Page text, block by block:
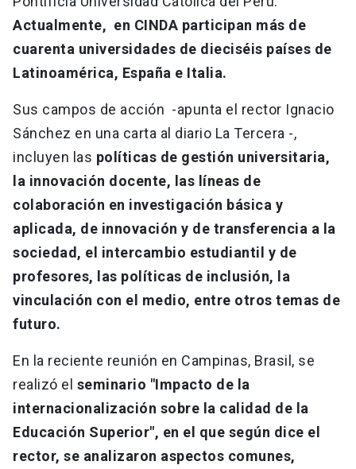
Actualmente, en CINDA participan más de
cuarenta universidades de dieciséis países de
Latinoamérica, España e Italia.
Sus campos de acción -apunta el rector Ignacio
Sánchez en una carta al diario La Tercera -,
incluyen las políticas de gestión universitaria,
la innovación docente, las líneas de
colaboración en investigación básica y
aplicada, de innovación y de transferencia a la
sociedad, el intercambio estudiantil y de
profesores, las políticas de inclusión, la
vinculación con el medio, entre otros temas de
futuro.
En la reciente reunión en Campinas, Brasil, se
realizó el seminario "Impacto de la
internacionalización sobre la calidad de la
Educación Superior", en el que según dice el
rector, se analizaron aspectos comunes,